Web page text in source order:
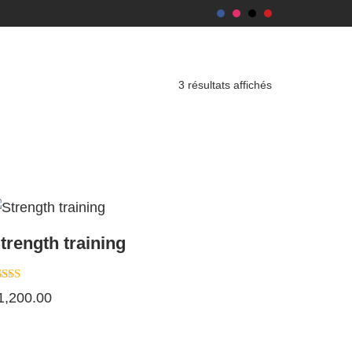
3 résultats affichés
training